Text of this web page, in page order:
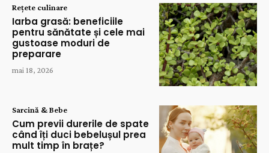
Rețete culinare
Iarba grasă: beneficiile
pentru sănătate și cele mai
gustoase moduri de
preparare
mai 18, 2026
Sarcină & Bebe
Cum previi durerile de spate
când îți duci bebelușul prea
mult timp în brațe?